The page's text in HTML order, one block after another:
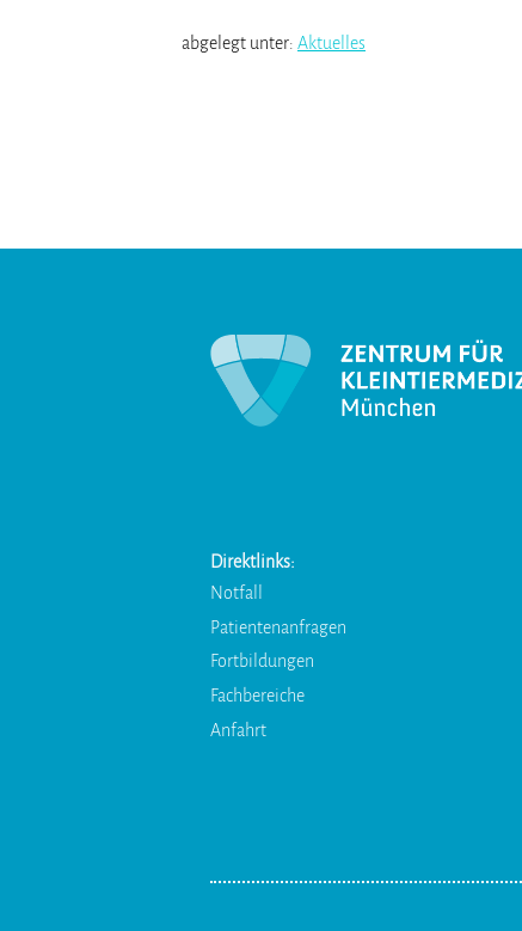
abgelegt unter: Aktuelles
Direktlinks:
Notfall
Patientenanfragen
Fortbildungen
Fachbereiche
Anfahrt